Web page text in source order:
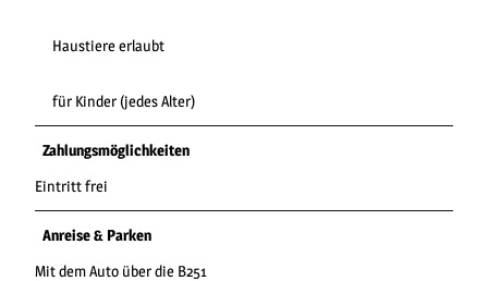
Haustiere erlaubt
für Kinder (jedes Alter)
Zahlungsmöglichkeiten
Eintritt frei
Anreise & Parken
Mit dem Auto über die B251